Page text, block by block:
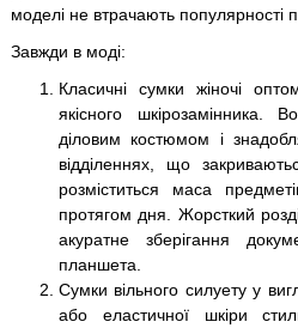
моделі не втрачають популярності
Завжди в моді:
Класичні сумки жіночі
якісного шкірозамінника.
діловим костюмом і
відділеннях, що
розміститься маса
протягом дня. Жорсткий
акуратне зберігання
планшета.
Сумки вільного силуету у
або еластичної шкіри